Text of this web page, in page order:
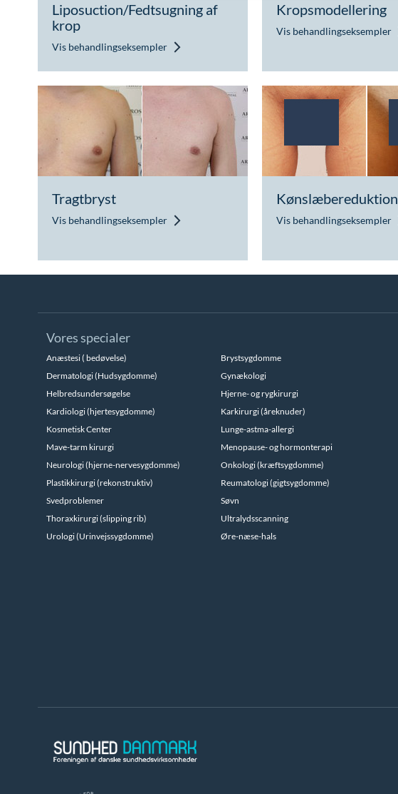
Liposuction/Fedtsugning af
krop
Vis behandlingseksempler
Kropsmodellering
Vis behandlingseksempler
Tragtbryst
Vis behandlingseksempler
Kønslæbereduktion
Vis behandlingseksempler
Vores specialer
Anæstesi ( bedøvelse)
Brystsygdomme
Dermatologi (Hudsygdomme)
Gynækologi
Helbredsundersøgelse
Hjerne- og rygkirurgi
Kardiologi (hjertesygdomme)
Karkirurgi (åreknuder)
Kosmetisk Center
Lunge-astma-allergi
Mave-tarm kirurgi
Menopause- og hormonterapi
Neurologi (hjerne-nervesygdomme)
Onkologi (kræftsygdomme)
Plastikkirurgi (rekonstruktiv)
Reumatologi (gigtsygdomme)
Svedproblemer
Søvn
Thoraxkirurgi (slipping rib)
Ultralydsscanning
Urologi (Urinvejssygdomme)
Øre-næse-hals